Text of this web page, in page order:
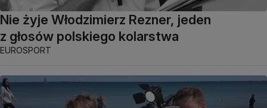
Nie żyje Włodzimierz Rezner, jeden
z głosów polskiego kolarstwa
EUROSPORT